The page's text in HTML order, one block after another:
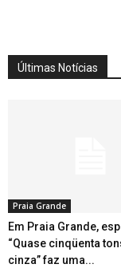
Últimas Notícias
Praia Grande
Em Praia Grande,
“Quase cinqüenta
cinza” faz uma...